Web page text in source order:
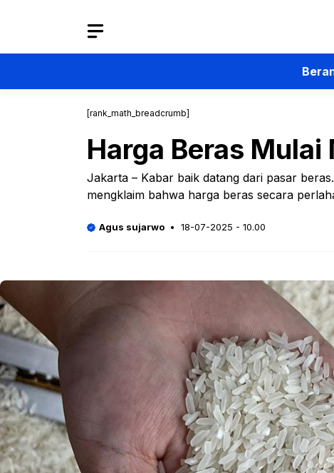
[rank_math_breadcrumb]
Harga Beras
Jakarta – Kabar baik datang dari pasar
mengklaim bahwa harga beras secara
Agus sujarwo 18-07-2025 - 10.00